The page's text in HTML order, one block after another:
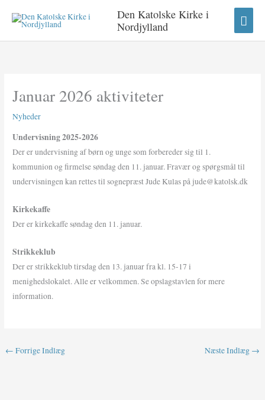
Den Katolske Kirke i
Nordjylland
Januar 2026 aktiviteter
Nyheder
Undervisning 2025-2026
Der er undervisning af børn og unge som forbereder sig til 1.
kommunion og firmelse søndag den 11. januar. Fravær og spørgsmål til
undervisningen kan rettes til sognepræst Jude Kulas på jude@katolsk.dk
Kirkekaffe
Der er kirkekaffe søndag den 11. januar.
Strikkeklub
Der er strikkeklub tirsdag den 13. januar fra kl. 15-17 i
menighedslokalet. Alle er velkommen. Se opslagstavlen for mere
information.
← Forrige Indlæg Næste Indlæg →